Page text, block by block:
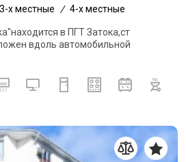
3-x местные / 4-x местные
в ПГТ Затока,ст
вдоль автомобильной